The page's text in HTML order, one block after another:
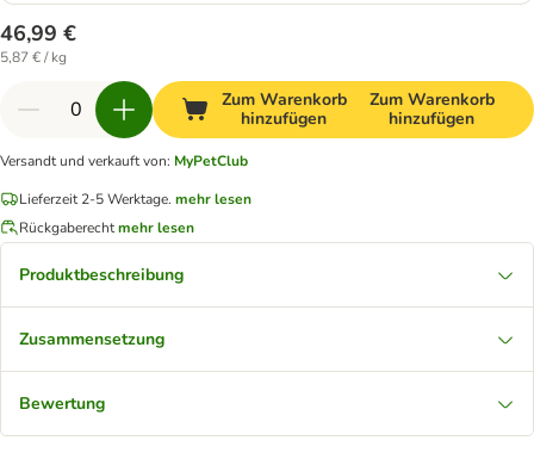
46,99 €
5,87 € / kg
Zum Warenkorb
hinzufügen
Zum Warenkorb
hinzufügen
Versandt und verkauft von: MyPetClub
Lieferzeit 2-5 Werktage. mehr lesen
Rückgaberechtmehr lesen
Produktbeschreibung
Zusammensetzung
Bewertung